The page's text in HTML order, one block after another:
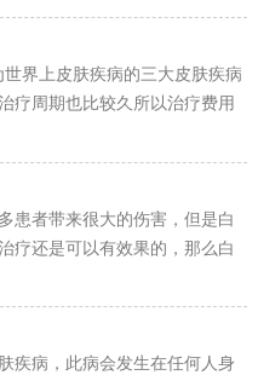
情稳定，学习也很优秀。这说
果。类似的案例还有很多，关
情况不同，但积极的态度和科
然，每个人的具体情况不同，
。建议在专业人士指导下，
护理工作的首要任务。白癜风
长时间压迫，因为这些物理刺
说的同形反应。日常穿衣应选
的不良刺激，避免紧身衣物对
重要。白斑区域由于缺乏黑色
伤甚至引起其他皮肤问题。外
或使用遮阳伞，特别是在夏季
护皮肤免受紫外线伤害，减少
的重要组成部分。建议多摄入
，如黑芝麻、黑豆、核
界上皮肤疾病的三大皮肤疾病
疗周期也比较久所以治疗费用
疗费用需要多少?
患者带来很大的伤害，但是白
疗还是可以有效果的，那么白
疾病，此病会发生在任何人身